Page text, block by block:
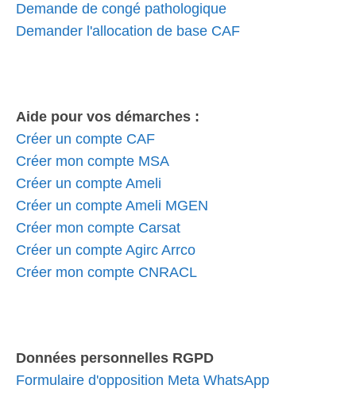
Demande de congé pathologique
Demander l'allocation de base CAF
Aide pour vos démarches :
Créer un compte CAF
Créer mon compte MSA
Créer un compte Ameli
Créer un compte Ameli MGEN
Créer mon compte Carsat
Créer un compte Agirc Arrco
Créer mon compte CNRACL
Données personnelles RGPD
Formulaire d'opposition Meta WhatsApp